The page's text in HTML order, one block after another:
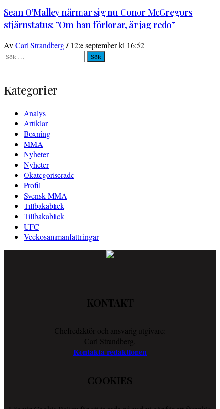
Sean O’Malley närmar sig nu Conor McGregors
stjärnstatus: ”Om han förlorar, är jag redo”
AvCarl Strandberg/ 12:e september kl 16:52
Sök
efter:
Kategorier
Analys
Artiklar
Boxning
MMA
Nyheter
Nyheter
Okategoriserade
Profil
Svensk MMA
Tillbakablick
Tillbakablick
UFC
Veckosammanfattningar
KONTAKT
Chefredaktör och ansvarig utgivare:
Carl Strandberg.
Kontakta redaktionen
COOKIES